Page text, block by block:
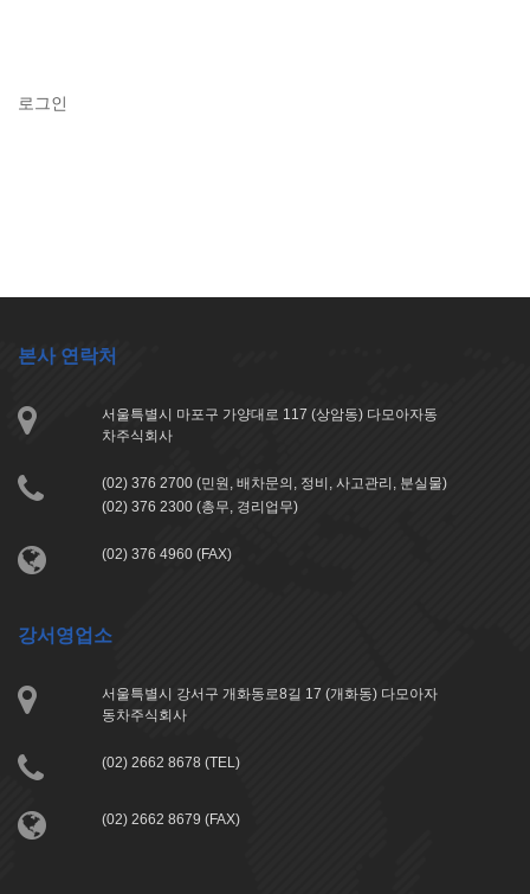
로그인
본사 연락처
서울특별시 마포구 가양대로 117 (상암동) 다모아자동
차주식회사
(02) 376 2700 (민원, 배차문의, 정비, 사고관리, 분실물)
(02) 376 2300 (총무, 경리업무)
(02) 376 4960 (FAX)
강서영업소
서울특별시 강서구 개화동로8길 17 (개화동) 다모아자
동차주식회사
(02) 2662 8678 (TEL)
(02) 2662 8679 (FAX)